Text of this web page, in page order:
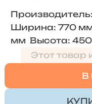
Производитель:
Ширина: 770
мм Высота:
Этот товар
В